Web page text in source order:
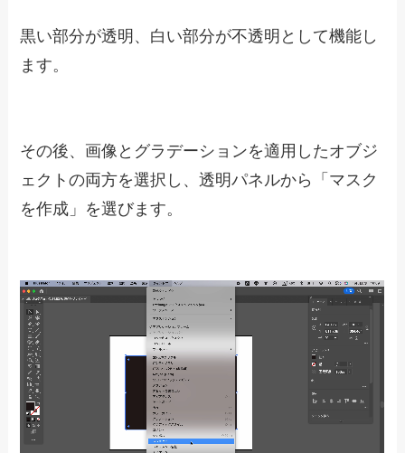
黒い部分が透明、白い部分が不透明として機能し
ます。
その後、画像とグラデーションを適用したオブジ
ェクトの両方を選択し、透明パネルから「マスク
を作成」を選びます。